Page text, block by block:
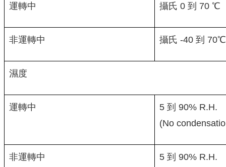
運轉中 攝氏 0 到 70 ℃
非運轉中 攝氏 -40 到 70℃
濕度
運轉中
5 到 90% R.H.
(No
非運轉中
5 到 90% R.H.